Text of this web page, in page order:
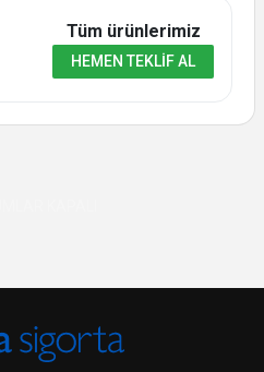
Tüm ürünlerimiz
HEMEN TEKLIF AL